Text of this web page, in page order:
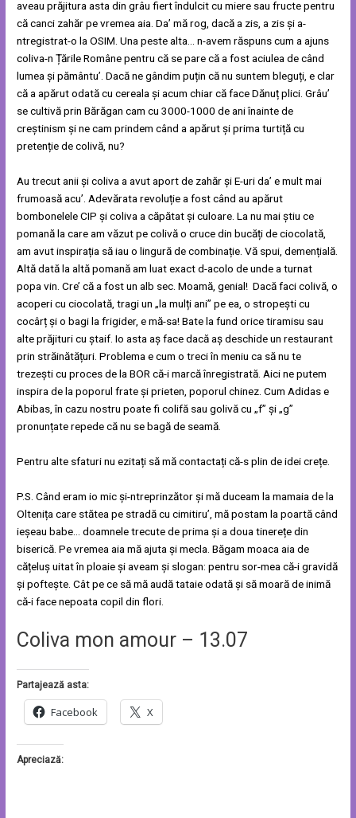
aveau prăjitura asta din grâu fiert îndulcit cu miere sau fructe pentru
că canci zahăr pe vremea aia. Da’ mă rog, dacă a zis, a zis și a-
ntregistrat-o la OSIM. Una peste alta… n-avem răspuns cum a ajuns
coliva-n Țările Române pentru că se pare că a fost aciulea de când
lumea și pământu’. Dacă ne gândim puțin că nu suntem bleguți, e clar
că a apărut odată cu cereala și acum chiar că face Dănuț plici. Grâu’
se cultivă prin Bărăgan cam cu 3000-1000 de ani înainte de
creștinism și ne cam prindem când a apărut și prima turtiță cu
pretenție de colivă, nu?
Au trecut anii și coliva a avut aport de zahăr și E-uri da’ e mult mai
frumoasă acu’. Adevărata revoluție a fost când au apărut
bombonelele CIP și coliva a căpătat și culoare. La nu mai știu ce
pomană la care am văzut pe colivă o cruce din bucăți de ciocolată,
am avut inspirația să iau o lingură de combinație. Vă spui, demențială.
Altă dată la altă pomană am luat exact d-acolo de unde a turnat
popa vin. Cre’ că a fost un alb sec. Moamă, genial! Dacă faci colivă, o
acoperi cu ciocolată, tragi un „la mulți ani” pe ea, o stropești cu
cocârț și o bagi la frigider, e mă-sa! Bate la fund orice tiramisu sau
alte prăjituri cu ștaif. Io asta aș face dacă aș deschide un restaurant
prin străinătățuri. Problema e cum o treci în meniu ca să nu te
trezești cu proces de la BOR că-i marcă înregistrată. Aici ne putem
inspira de la poporul frate și prieten, poporul chinez. Cum Adidas e
Abibas, în cazu nostru poate fi colifă sau golivă cu „f” și „g”
pronunțate repede că nu se bagă de seamă.
Pentru alte sfaturi nu ezitați să mă contactați că-s plin de idei crețe.
P.S. Când eram io mic și-ntreprinzător și mă duceam la mamaia de la
Oltenița care stătea pe stradă cu cimitiru’, mă postam la poartă când
ieșeau babe… doamnele trecute de prima și a doua tinerețe din
biserică. Pe vremea aia mă ajuta și mecla. Băgam moaca aia de
cățeluș uitat în ploaie și aveam și slogan: pentru sor-mea că-i gravidă
și poftește. Cât pe ce să mă audă tataie odată și să moară de inimă
că-i face nepoata copil din flori.
Coliva mon amour – 13.07
Partajează asta:
Facebook X
Apreciază: